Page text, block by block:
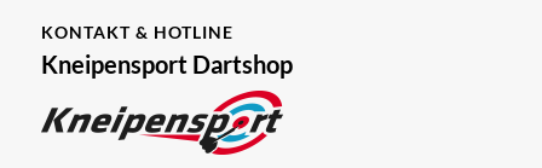
KONTAKT & HOTLINE
Kneipensport Dartshop